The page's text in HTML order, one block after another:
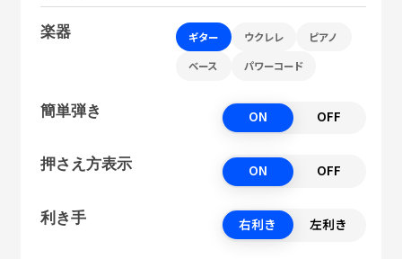
楽器 ギター ウクレレ ピアノ
ベース パワーコード
簡単弾き ON OFF
押さえ方表示 ON OFF
利き手 右利き 左利き